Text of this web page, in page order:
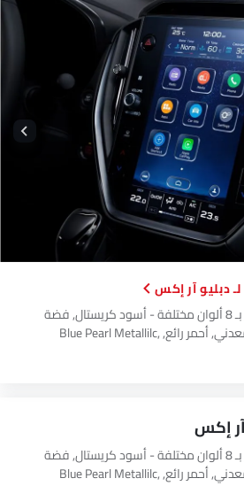
دبليو آر إكس
سوبارو دبليو آر إكس متوفر بـ 8 ألوان مختلفة - أسود كريستال, فضة
ثلجية معدنية, أزرق ياقوت معدني, أحمر رائع, Blue Pearl Metallilc,
إكس
سوبارو دبليو آر إكس متوفر بـ 8 ألوان مختلفة - أسود كريستال, فضة
ثلجية معدنية, أزرق ياقوت معدني, أحمر رائع, Blue Pearl Metallilc,